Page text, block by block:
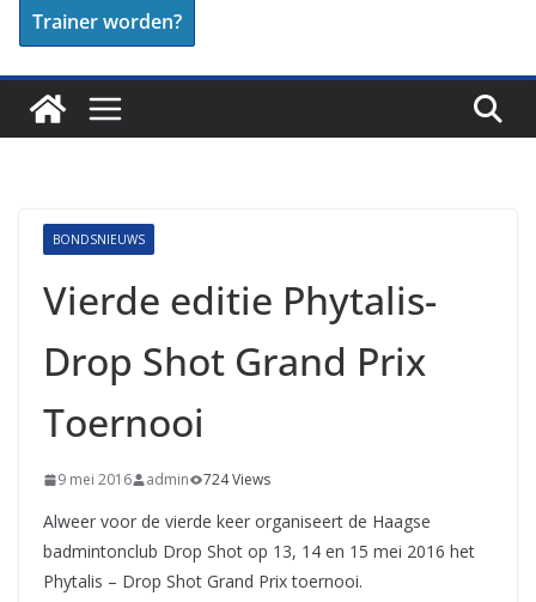
Trainer worden?
BONDSNIEUWS
Vierde editie Phytalis-
Drop Shot Grand Prix
Toernooi
9 mei 2016 admin 724 Views
Alweer voor de vierde keer organiseert de Haagse
badmintonclub Drop Shot op 13, 14 en 15 mei 2016 het
Phytalis – Drop Shot Grand Prix toernooi.